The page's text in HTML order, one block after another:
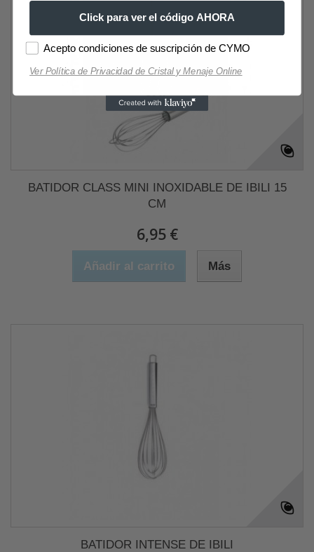
BATIDOR CLASS MINI INOXIDABLE DE IBILI 15
CM
6,95 €
Añadir al carrito Más
BATIDOR INTENSE DE IBILI
Click para ver el código AHORA
Acepto condiciones de suscripción de CYMO
Ver Política de Privacidad de Cristal y Menaje Online